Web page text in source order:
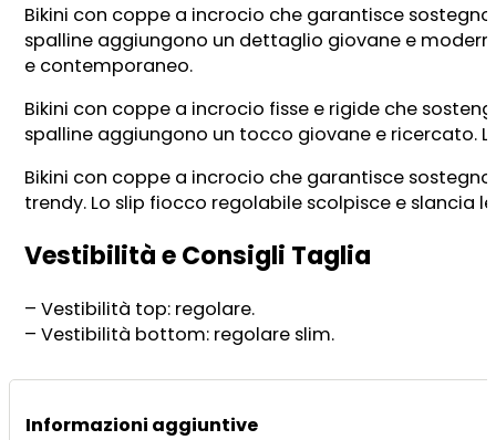
Bikini con coppe a incrocio che garantisce
spalline aggiungono un dettaglio giovane e
e contemporaneo.
Bikini con coppe a incrocio fisse e rigide che
spalline aggiungono un tocco giovane e ricercato.
Bikini con coppe a incrocio che garantisce
trendy. Lo slip fiocco regolabile scolpisce e slancia
Vestibilità e Consigli Taglia
– Vestibilità top: regolare.
– Vestibilità bottom: regolare slim.
Informazioni aggiuntive